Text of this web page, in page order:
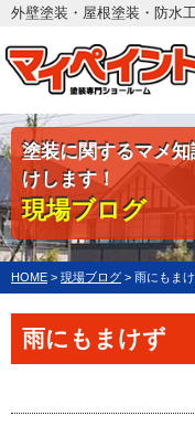
外壁塗装・屋根塗装・防水
塗装に関するマメ
けします！
現場ブログ
HOME > 現場ブログ > 雨にもま
雨にもまけず